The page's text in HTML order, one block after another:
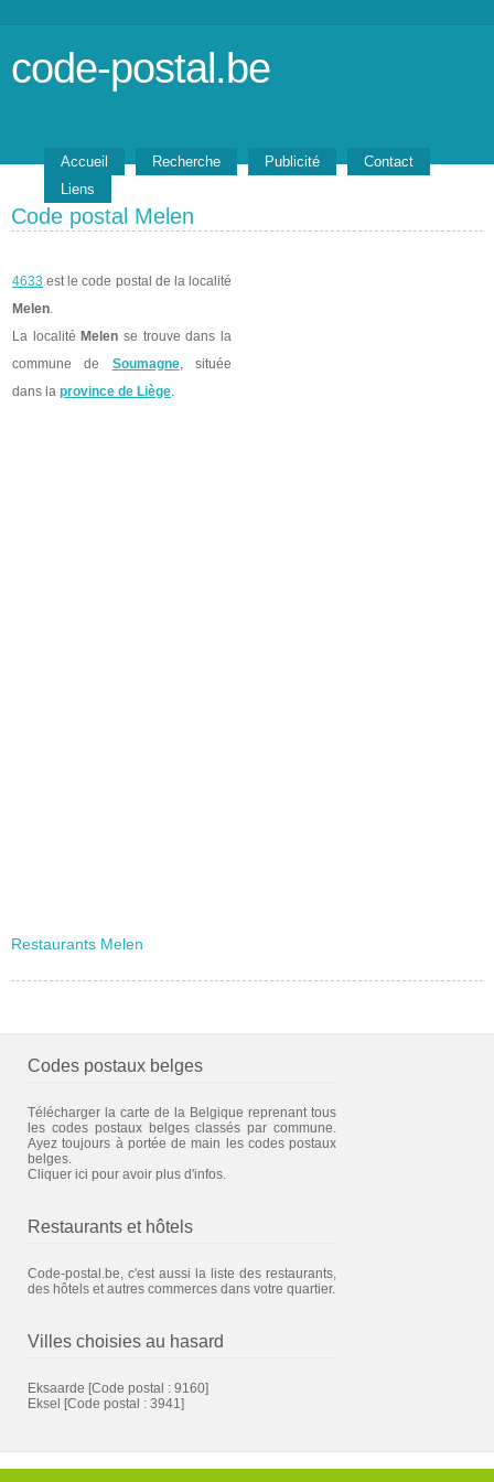
code-postal.be
Accueil Recherche Publicité
Contact
Liens
Code postal Melen
4633 est le code postal de la localité
Melen.
La localité Melen se trouve dans la
commune de Soumagne, située
dans la province de Liège.
Restaurants Melen
Codes postaux belges
Télécharger la carte de la Belgique reprenant tous
les codes postaux belges classés par commune.
Ayez toujours à portée de main les codes postaux
belges.
Cliquer ici pour avoir plus d'infos.
Restaurants et hôtels
Code-postal.be, c'est aussi la liste des restaurants,
des hôtels et autres commerces dans votre quartier.
Villes choisies au hasard
Eksaarde [Code postal : 9160]
Eksel [Code postal : 3941]